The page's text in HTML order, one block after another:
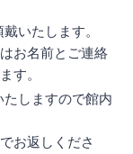
いたします。
お名前とご連絡
す。
しますので館内
お返しくださ